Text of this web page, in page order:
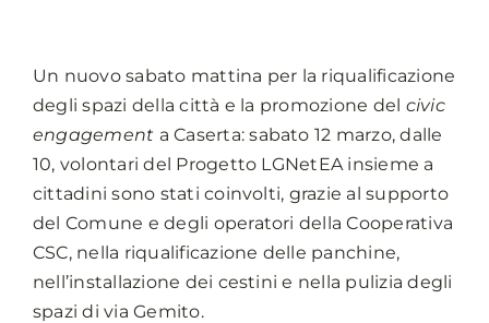
Un nuovo sabato mattina per la riqualificazione
degli spazi della città e la promozione del civic
engagement a Caserta: sabato 12 marzo, dalle
10, volontari del Progetto LGNetEA insieme a
cittadini sono stati coinvolti, grazie al supporto
del Comune e degli operatori della Cooperativa
CSC, nella riqualificazione delle panchine,
nell’installazione dei cestini e nella pulizia degli
spazi di via Gemito.